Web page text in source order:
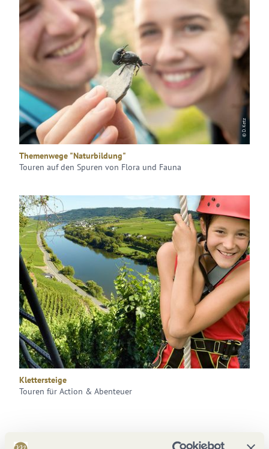
© D. Ketz
Themenwege "Naturbildung"
Touren auf den Spuren von Flora und Fauna
Klettersteige
Touren für Action & Abenteuer
Ihr bevorzugt